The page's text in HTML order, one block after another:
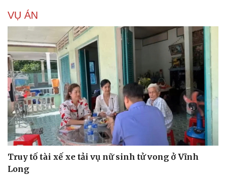
VỤ ÁN
Truy tố tài xế xe tải vụ nữ sinh tử vong ở Vĩnh
Long